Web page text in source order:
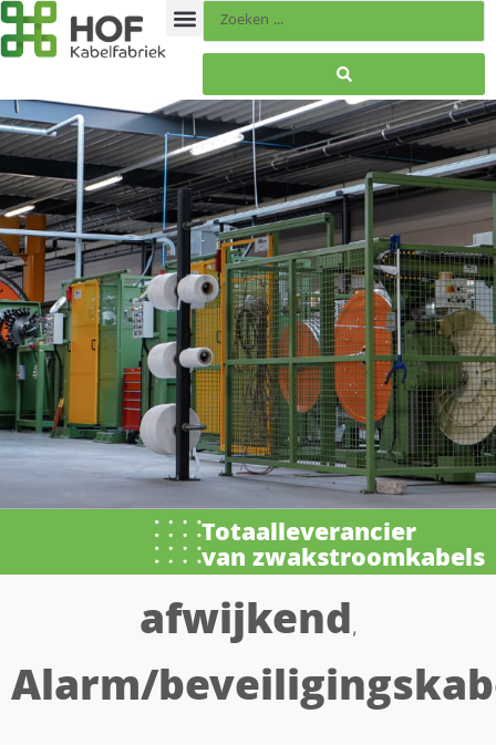
Totaalleverancier
van zwakstroomkabels
afwijkend,
Alarm/